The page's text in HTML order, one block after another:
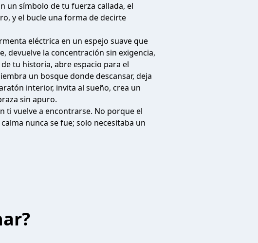
un símbolo de tu fuerza callada, el
y el bucle una forma de decirte
eléctrica en un espejo suave que
devuelve la concentración sin exigencia,
tu historia, abre espacio para el
un bosque donde descansar, deja
interior, invita al sueño, crea un
sin apuro.
ti vuelve a encontrarse. No porque el
nunca se fue; solo necesitaba un